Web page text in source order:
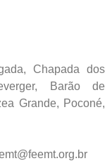
Chapada dos
Barão de
Grande, Poconé,